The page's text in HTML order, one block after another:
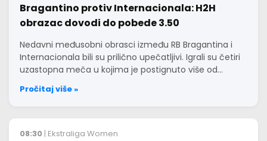
Bragantino protiv Internacionala: H2H
obrazac dovodi do pobede 3.50
Nedavni međusobni obrasci između RB Bragantina i
Internacionala bili su prilično upečatljivi. Igrali su četiri
uzastopna meča u kojima je postignuto više od…
Pročitaj više »
08:30 | Ekstraliga Women